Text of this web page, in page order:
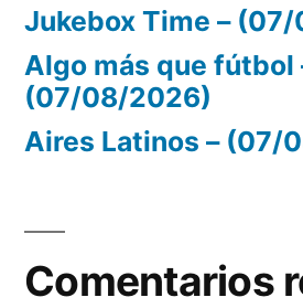
Jukebox Time –
Algo más que fútbol
(07/08/2026)
Aires Latinos – (07/
Comentarios